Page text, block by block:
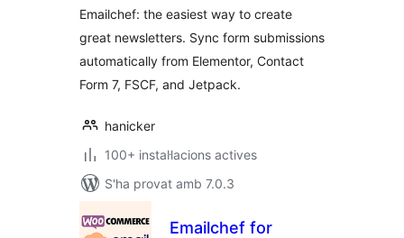
Emailchef: the easiest way to create
great newsletters. Sync form submissions
automatically from Elementor, Contact
Form 7, FSCF, and Jetpack.
hanicker
100+ instal·lacions actives
S'ha provat amb 7.0.3
Emailchef for